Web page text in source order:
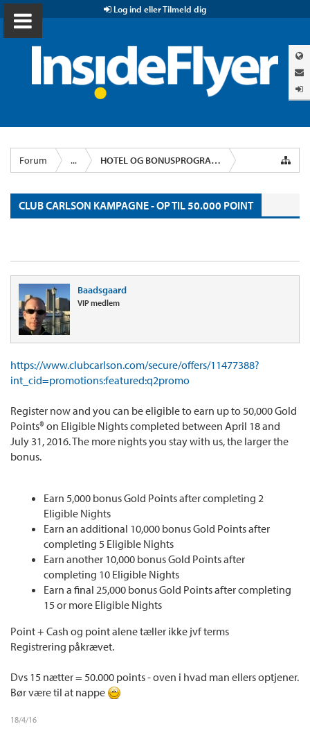
Log ind eller Tilmeld dig
Forum ... HOTEL OG BONUSPROGRAMMER
CLUB CARLSON KAMPAGNE - OP TIL 50.000 POINT
Baadsgaard
VIP medlem
https://www.clubcarlson.com/secure/offers/11477388?
int_cid=promotions:featured:q2promo
Register now and you can be eligible to earn up to 50,000 Gold
Points® on Eligible Nights completed between April 18 and
July 31, 2016. The more nights you stay with us, the larger the
bonus.
Earn 5,000 bonus Gold Points after completing 2
Eligible Nights
Earn an additional 10,000 bonus Gold Points after
completing 5 Eligible Nights
Earn another 10,000 bonus Gold Points after
completing 10 Eligible Nights
Earn a final 25,000 bonus Gold Points after completing
15 or more Eligible Nights
Point + Cash og point alene tæller ikke jvf terms
Registrering påkrævet.
Dvs 15 nætter = 50.000 points - oven i hvad man ellers optjener.
Bør være til at nappe
18/4/16